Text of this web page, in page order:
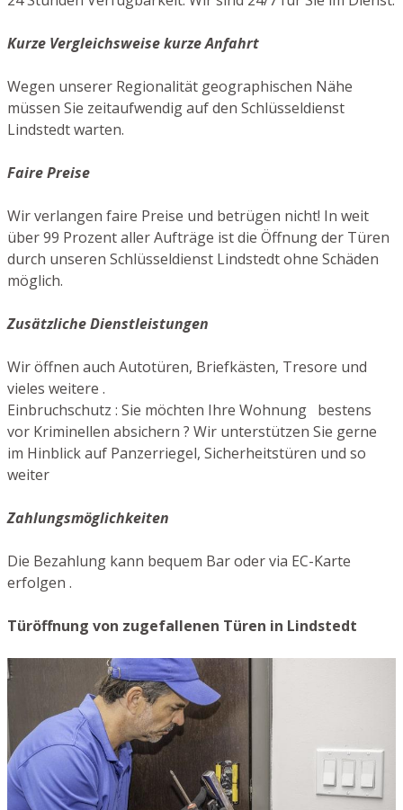
Kurze Vergleichsweise kurze Anfahrt
Wegen unserer Regionalität geographischen Nähe
müssen Sie zeitaufwendig auf den Schlüsseldienst
Lindstedt warten.
Faire Preise
Wir verlangen faire Preise und betrügen nicht! In weit
über 99 Prozent aller Aufträge ist die Öffnung der Türen
durch unseren Schlüsseldienst Lindstedt ohne Schäden
möglich.
Zusätzliche Dienstleistungen
Wir öffnen auch Autotüren, Briefkästen, Tresore und
vieles weitere .
Einbruchschutz : Sie möchten Ihre Wohnung bestens
vor Kriminellen absichern ? Wir unterstützen Sie gerne
im Hinblick auf Panzerriegel, Sicherheitstüren und so
weiter
Zahlungsmöglichkeiten
Die Bezahlung kann bequem Bar oder via EC-Karte
erfolgen .
Türöffnung von zugefallenen Türen in Lindstedt